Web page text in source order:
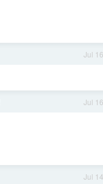
Jul 16
Jul 16
Jul 14